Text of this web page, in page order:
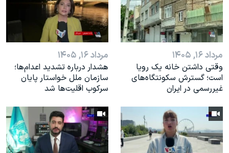
مرداد ۱۶, ۱۴۰۵
وقتی داشتن خانه یک رویا
است؛ گسترش سکونتگاه‌های
غیررسمی در ایران
مرداد ۱۶, ۱۴۰۵
هشدار درباره تشدید اعدام‌ها؛
سازمان ملل خواستار پایان
سرکوب اقلیت‌ها شد